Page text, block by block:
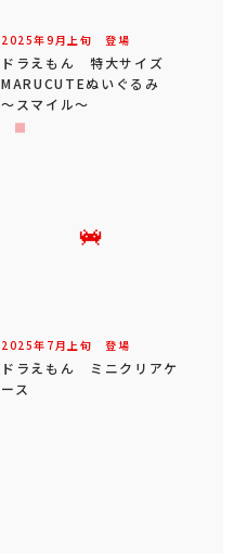
2025年9 月 上旬 登場
ドラえもん 特大サイズ
MARUCUTEぬいぐるみ
～スマイル～
2025年 7 月 上旬 登場
ドラえもん ミニクリアケ
ース